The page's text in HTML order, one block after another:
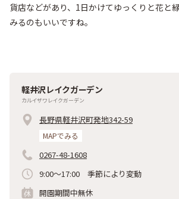
貨店などがあり、1日かけてゆっくりと花と
みるのもいいですね。
軽井沢レイクガーデン
カルイザワレイクガーデン
長野県軽井沢町発地342-59
MAPでみる
0267-48-1608
9:00～17:00 季節により変動
開園期間中無休